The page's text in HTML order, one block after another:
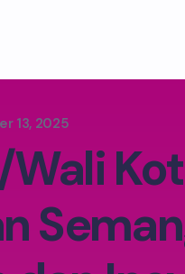
13, 2025